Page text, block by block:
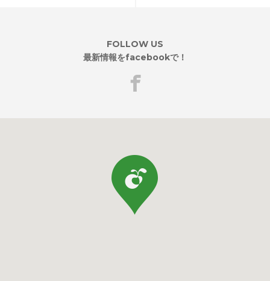
FOLLOW US
最新情報をfacebookで！